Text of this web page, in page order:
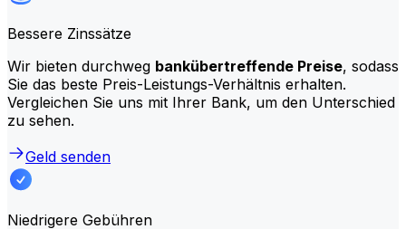
Bessere Zinssätze
Wir bieten durchweg bankübertreffende Preise, sodass
Sie das beste Preis-Leistungs-Verhältnis erhalten.
Vergleichen Sie uns mit Ihrer Bank, um den Unterschied
zu sehen.
Geld senden
Niedrigere Gebühren